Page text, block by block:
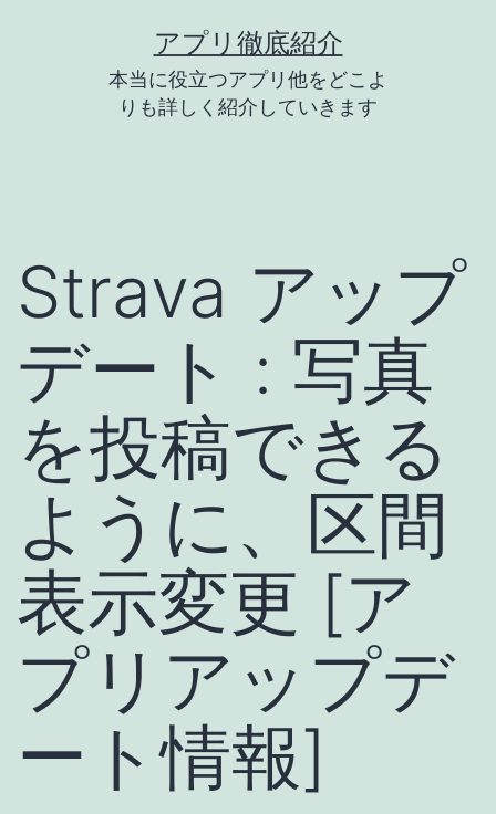
アプリ徹底紹介
本当に役立つアプリ他をどこよ
りも詳しく紹介していきます
Strava アップ
デート : 写真
を投稿できる
ように、区間
表示変更 [ア
プリアップデ
ート情報]